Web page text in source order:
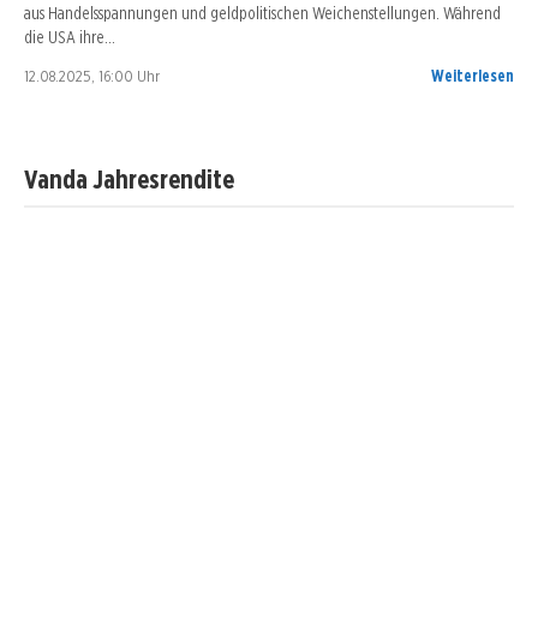
aus Handelsspannungen und geldpolitischen Weichenstellungen. Während
die USA ihre…
12.08.2025, 16:00 Uhr Weiterlesen
Vanda Jahresrendite